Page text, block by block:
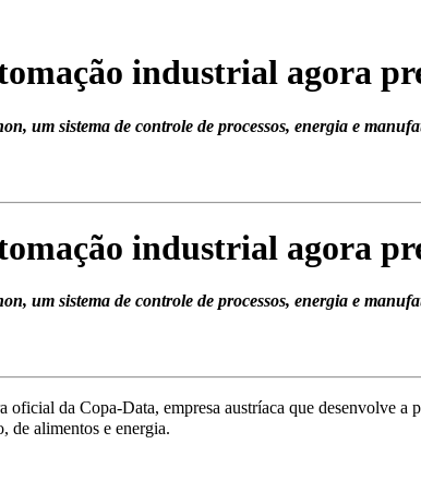
industrial agora
um sistema de controle de processos, energia e
industrial agora
um sistema de controle de processos, energia e
da Copa-Data, empresa austríaca que desenvolve a
de alimentos e energia.